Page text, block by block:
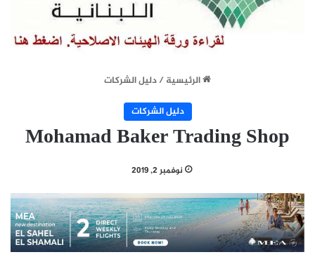
الرئيسية/دليل الشركات
دليل الشركات
Mohamad Baker Trading Shop
نوفمبر 2, 2019